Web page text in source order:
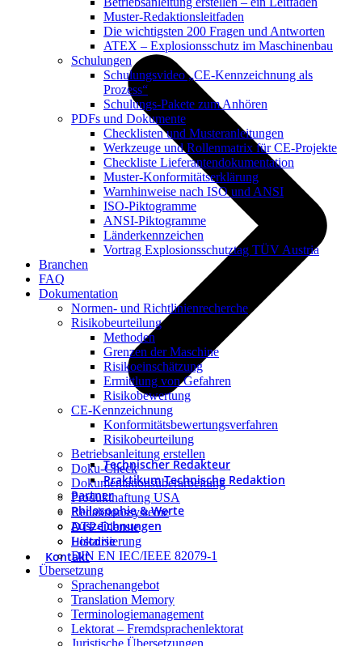
Technischer Redakteur
Praktikum Technische Redaktion
Partner
Philosophie & Werte
Auszeichnungen
Historie
Kontakt
Muster-Redaktionsleitfaden
Die wichtigsten 200 Fragen und Antworten
ATEX – Explosionsschutz im Maschinenbau
Schulungen
Schulungsvideo „CE-Kennzeichnung als
Prozess“
Schulungs-Pakete zum Anhören
PDFs und Dokumente
Checklisten und Musteranleitungen
Werkzeuge und Rollenmatrix für CE-Projekte
Checkliste Lieferantendokumentation
Muster-Konformitätserklärung
Warnhinweise nach ISO und ANSI
ISO-Piktogramme
ANSI-Piktogramme
Länderkennzeichen
Vortrag Explosionsschutztag TÜV Austria
Branchen
FAQ
Dokumentation
Normen- und Richtlinienrecherche
Risikobeurteilung
Methoden
Grenzen der Maschine
Risikoeinschätzung
Ermittlung von Gefahren
Risikobewertung
CE-Kennzeichnung
Konformitätsbewertungsverfahren
Risikobeurteilung
Betriebsanleitung erstellen
Doku-Check
Dokumentationsüberarbeitung
Produkthaftung USA
Redaktionssysteme
DTP-Dienste
Lokalisierung
DIN EN IEC/IEEE 82079-1
Übersetzung
Sprachenangebot
Translation Memory
Terminologiemanagement
Lektorat – Fremdsprachenlektorat